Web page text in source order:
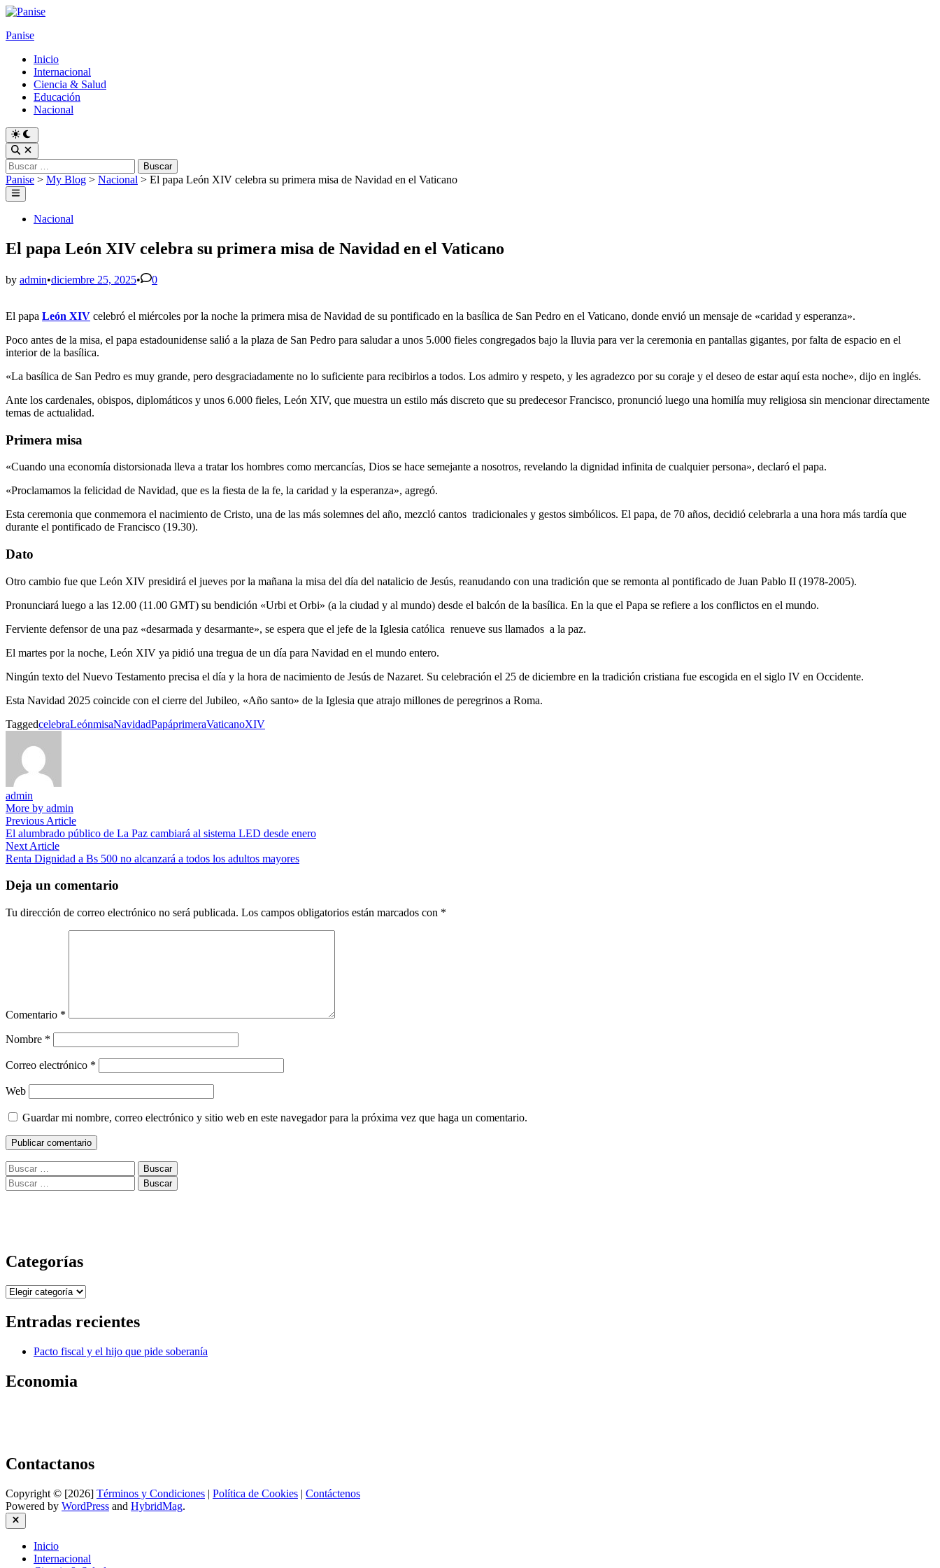
Skip
content
Panise
Inicio
Internacional
Ciencia & Salud
Educación
Nacional
Switch
to
dark
mode
Open
Search
Buscar:
Panise > My Blog > Nacional > El papa León XIV celebra su primera misa de Navidad en el Vaticano
Main
Menu
PostedNacional
El papa León XIV celebra su primera misa de Navidad en el Vaticano
by admin•diciembre 25, 2025• 0
El papa León XIV celebró el miércoles por la noche la primera misa de Navidad de su pontificado en la basílica de San Pedro en el Vaticano, donde envió un mensaje de «caridad y esperanza».
Poco antes de la misa, el papa estadounidense salió a la plaza de San Pedro para saludar a unos 5.000 fieles congregados bajo la lluvia para ver la ceremonia en pantallas gigantes, por falta de espacio en el
interior de la basílica.
«La basílica de San Pedro es muy grande, pero desgraciadamente no lo suficiente para recibirlos a todos. Los admiro y respeto, y les agradezco por su coraje y el deseo de estar aquí esta noche», dijo en inglés.
Ante los cardenales, obispos, diplomáticos y unos 6.000 fieles, León XIV, que muestra un estilo más discreto que su predecesor Francisco, pronunció luego una homilía muy religiosa sin mencionar directamente
temas de actualidad.
Primera misa
«Cuando una economía distorsionada lleva a tratar los hombres como mercancías, Dios se hace semejante a nosotros, revelando la dignidad infinita de cualquier persona», declaró el papa.
«Proclamamos la felicidad de Navidad, que es la fiesta de la fe, la caridad y la esperanza», agregó.
Esta ceremonia que conmemora el nacimiento de Cristo, una de las más solemnes del año, mezcló cantos tradicionales y gestos simbólicos. El papa, de 70 años, decidió celebrarla a una hora más tardía que
durante el pontificado de Francisco (19.30).
Dato
Otro cambio fue que León XIV presidirá el jueves por la mañana la misa del día del natalicio de Jesús, reanudando con una tradición que se remonta al pontificado de Juan Pablo II (1978-2005).
Pronunciará luego a las 12.00 (11.00 GMT) su bendición «Urbi et Orbi» (a la ciudad y al mundo) desde el balcón de la basílica. En la que el Papa se refiere a los conflictos en el mundo.
Ferviente defensor de una paz «desarmada y desarmante», se espera que el jefe de la Iglesia católica renueve sus llamados a la paz.
El martes por la noche, León XIV ya pidió una tregua de un día para Navidad en el mundo entero.
Ningún texto del Nuevo Testamento precisa el día y la hora de nacimiento de Jesús de Nazaret. Su celebración el 25 de diciembre en la tradición cristiana fue escogida en el siglo IV en Occidente.
Esta Navidad 2025 coincide con el cierre del Jubileo, «Año santo» de la Iglesia que atrajo millones de peregrinos a Roma.
TaggedcelebraLeónmisaNavidadPapáprimeraVaticanoXIV
admin
More by admin
Navegación
de
entradas
Previous ArticlePrevious
article:
El alumbrado público de La Paz cambiará al sistema LED desde enero
Next ArticleNext
article:
Renta Dignidad a Bs 500 no alcanzará a todos los adultos mayores
Deja un comentario
Tu dirección de correo electrónico no será publicada. Los campos obligatorios están marcados con *
Comentario *
Nombre *
Correo electrónico *
Web
Guardar mi nombre, correo electrónico y sitio web en este navegador para la próxima vez que haga un comentario.
Buscar:
Buscar:
Categorías
Categorías
Entradas recientes
Pacto fiscal y el hijo que pide soberanía
Economia
Contactanos
Copyright © [2026] Términos y Condiciones | Política de Cookies | Contáctenos
Powered by WordPress and HybridMag.
Close
Inicio
Internacional